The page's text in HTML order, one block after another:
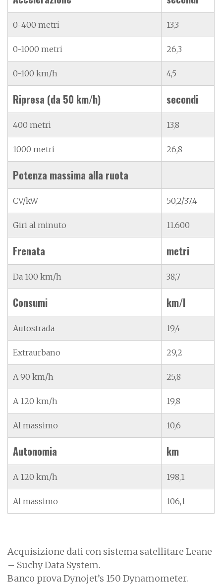
0-400 metri 13,3
0-1000 metri 26,3
0-100 km/h 4,5
Ripresa (da 50 km/h) secondi
400 metri 13,8
1000 metri 26,8
Potenza massima alla ruota
CV/kW 50,2/37,4
Giri al minuto 11.600
Frenata metri
Da 100 km/h 38,7
Consumi km/l
Autostrada 19,4
Extraurbano 29,2
A 90 km/h 25,8
A 120 km/h 19,8
Al massimo 10,6
Autonomia km
A 120 km/h 198,1
Al massimo 106,1
Acquisizione dati con sistema satellitare Leane
– Suchy Data System.
Banco prova Dynojet’s 150 Dynamometer.